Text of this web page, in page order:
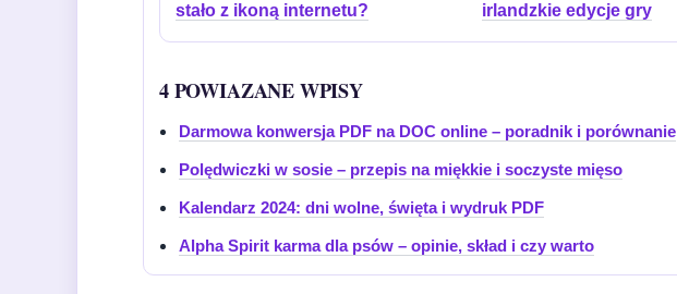
stało z ikoną internetu?
irlandzkie edycje gry
4 POWIAZANE WPISY
Darmowa konwersja PDF na DOC online – poradnik i porównanie
Polędwiczki w sosie – przepis na miękkie i soczyste mięso
Kalendarz 2024: dni wolne, święta i wydruk PDF
Alpha Spirit karma dla psów – opinie, skład i czy warto